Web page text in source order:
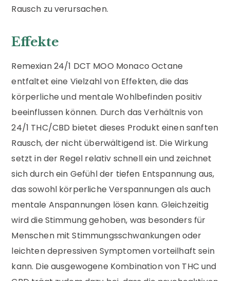
Rausch zu verursachen.
Effekte
Remexian 24/1 DCT MOO Monaco Octane
entfaltet eine Vielzahl von Effekten, die das
körperliche und mentale Wohlbefinden positiv
beeinflussen können. Durch das Verhältnis von
24/1 THC/CBD bietet dieses Produkt einen sanften
Rausch, der nicht überwältigend ist. Die Wirkung
setzt in der Regel relativ schnell ein und zeichnet
sich durch ein Gefühl der tiefen Entspannung aus,
das sowohl körperliche Verspannungen als auch
mentale Anspannungen lösen kann. Gleichzeitig
wird die Stimmung gehoben, was besonders für
Menschen mit Stimmungsschwankungen oder
leichten depressiven Symptomen vorteilhaft sein
kann. Die ausgewogene Kombination von THC und